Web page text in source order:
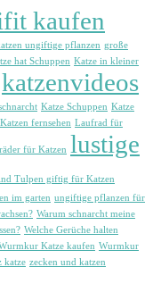
kaufen
ungiftige pflanzen große
hat Schuppen Katze in kleiner
katzenvideos
Katze Schuppen Katze
fernsehen Laufrad für
für Katzen lustige
Tulpen giftig für Katzen
im garten ungiftige pflanzen für
Warum schnarcht meine
Welche Gerüche halten
Katze kaufen Wurmkur
katze zecken und katzen